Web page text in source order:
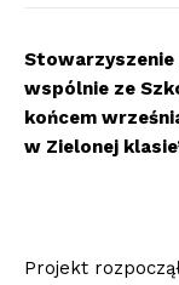
Stowarzyszenie
wspólnie ze
końcem
w Zielonej
Projekt